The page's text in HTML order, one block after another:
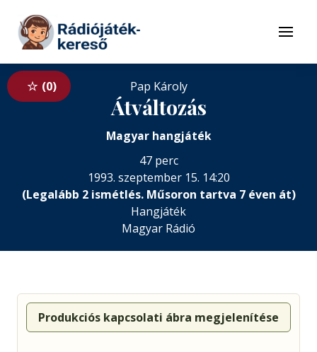
Tovább a tartalomhoz
Menü
0 Pap Károly
Átváltozás
Magyar hangjáték
47 perc
1993. szeptember 15. 14:20
(Legalább 2 ismétlés. Műsoron tartva 7 éven át)
Hangjáték
Magyar Rádió
Produkciós kapcsolati ábra megjelenítése